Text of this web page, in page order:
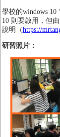
學校的windows
10 則要啟用，但
說明（https://
研習照片：